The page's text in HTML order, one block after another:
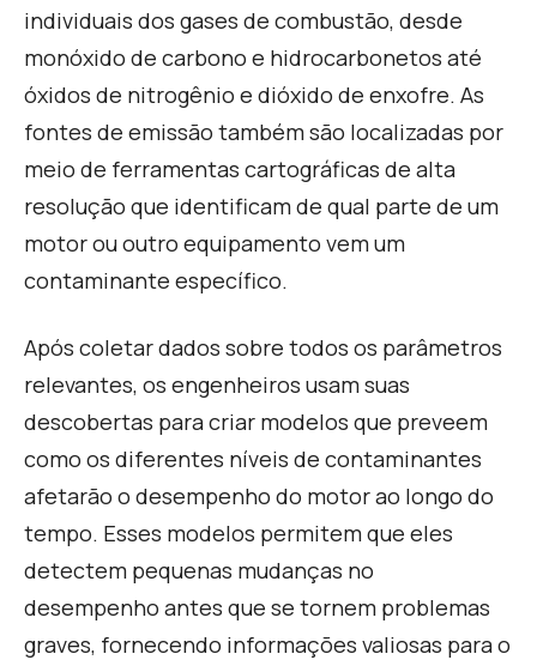
individuais dos gases de combustão, desde
monóxido de carbono e hidrocarbonetos até
óxidos de nitrogênio e dióxido de enxofre. As
fontes de emissão também são localizadas por
meio de ferramentas cartográficas de alta
resolução que identificam de qual parte de um
motor ou outro equipamento vem um
contaminante específico.
Após coletar dados sobre todos os parâmetros
relevantes, os engenheiros usam suas
descobertas para criar modelos que preveem
como os diferentes níveis de contaminantes
afetarão o desempenho do motor ao longo do
tempo. Esses modelos permitem que eles
detectem pequenas mudanças no
desempenho antes que se tornem problemas
graves, fornecendo informações valiosas para o